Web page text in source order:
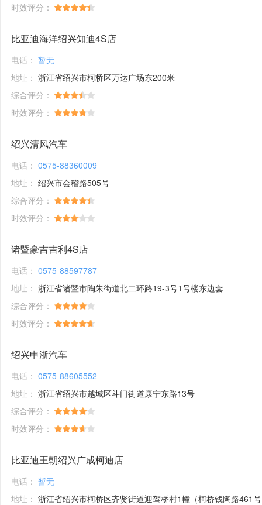
时效评分：
比亚迪海洋绍兴知迪4S店
电话： 暂无
地址： 浙江省绍兴市柯桥区万达广场东200米
综合评分：
时效评分：
绍兴清风汽车
电话： 0575-88360009
地址： 绍兴市会稽路505号
综合评分：
时效评分：
诸暨豪吉吉利4S店
电话： 0575-88597787
地址： 浙江省诸暨市陶朱街道北二环路19-3号1号楼东边套
综合评分：
时效评分：
绍兴申浙汽车
电话： 0575-88605552
地址： 浙江省绍兴市越城区斗门街道康宁东路13号
综合评分：
时效评分：
比亚迪王朝绍兴广成柯迪店
电话： 暂无
地址： 浙江省绍兴市柯桥区齐贤街道迎驾桥村1幢（柯桥钱陶路461